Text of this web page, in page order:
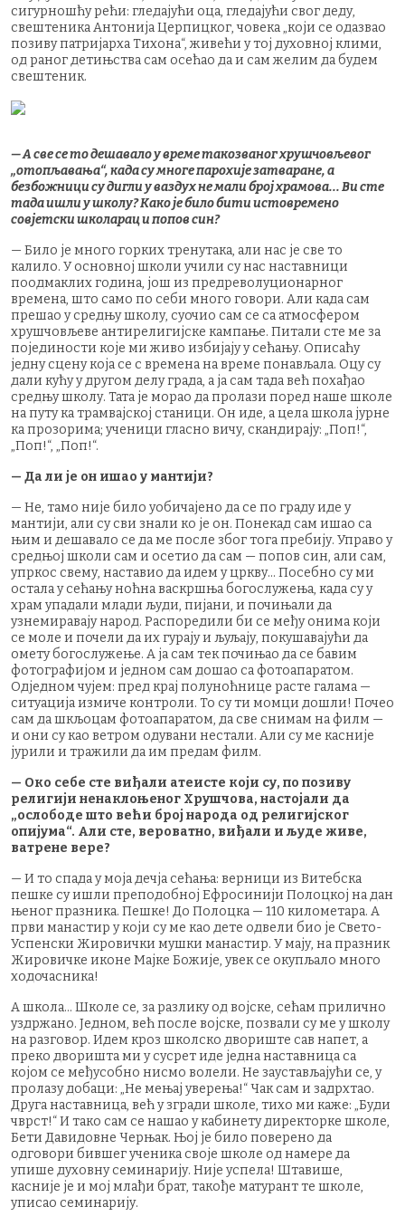
сигурношћу рећи: гледајући оца, гледајући свог деду,
свештеника Антонија Церпицког, човека „који се одазвао
позиву патријарха Тихона“, живећи у тој духовној клими,
од раног детињства сам осећао да и сам желим да будем
свештеник.
— А све се то дешавало у време такозваног хрушчовљевог
„отопљавања“, када су многе парохије затваране, а
безбожници су дигли у ваздух не мали број храмова... Ви сте
тада ишли у школу? Како је било бити истовремено
совјетски школарац и попов син?
— Било је много горких тренутака, али нас је све то
калило. У основној школи учили су нас наставници
поодмаклих година, још из предреволуционарног
времена, што само по себи много говори. Али када сам
прешао у средњу школу, суочио сам се са атмосфером
хрушчовљеве антирелигијске кампање. Питали сте ме за
појединости које ми живо избијају у сећању. Описаћу
једну сцену која се с времена на време понављала. Оцу су
дали кућу у другом делу града, а ја сам тада већ похађао
средњу школу. Тата је морао да пролази поред наше школе
на путу ка трамвајској станици. Он иде, а цела школа јурне
ка прозорима; ученици гласно вичу, скандирају: „Поп!“,
„Поп!“, „Поп!“.
— Да ли је он ишао у мантији?
— Не, тамо није било уобичајено да се по граду иде у
мантији, али су сви знали ко је он. Понекад сам ишао са
њим и дешавало се да ме после због тога пребију. Управо у
средњој школи сам и осетио да сам — попов син, али сам,
упркос свему, наставио да идем у цркву... Посебно су ми
остала у сећању ноћна васкршња богослужења, када су у
храм упадали млади људи, пијани, и почињали да
узнемиравају народ. Распоредили би се међу онима који
се моле и почели да их гурају и љуљају, покушавајући да
омету богослужење. А ја сам тек почињао да се бавим
фотографијом и једном сам дошао са фотоапаратом.
Одједном чујем: пред крај полуноћнице расте галама —
ситуација измиче контроли. То су ти момци дошли! Почео
сам да шкљоцам фотоапаратом, да све снимам на филм —
и они су као ветром одувани нестали. Али су ме касније
јурили и тражили да им предам филм.
— Око себе сте виђали атеисте који су, по позиву
религији ненаклоњеног Хрушчова, настојали да
„ослободе што већи број народа од религијског
опијума“. Али сте, вероватно, виђали и људе живе,
ватрене вере?
— И то спада у моја дечја сећања: верници из Витебска
пешке су ишли преподобној Ефросинији Полоцкој на дан
њеног празника. Пешке! До Полоцка — 110 километара. А
први манастир у који су ме као дете одвели био је Свето-
Успенски Жировички мушки манастир. У мају, на празник
Жировичке иконе Мајке Божије, увек се окупљало много
ходочасника!
А школа... Школе се, за разлику од војске, сећам прилично
уздржано. Једном, већ после војске, позвали су ме у школу
на разговор. Идем кроз школско двориште сав напет, а
преко дворишта ми у сусрет иде једна наставница са
којом се међусобно нисмо волели. Не заустављајући се, у
пролазу добаци: „Не мењај уверења!“ Чак сам и задрхтао.
Друга наставница, већ у згради школе, тихо ми каже: „Буди
чврст!“ И тако сам се нашао у кабинету директорке школе,
Бети Давидовне Черњак. Њој је било поверено да
одговори бившег ученика своје школе од намере да
упише духовну семинарију. Није успела! Штавише,
касније је и мој млађи брат, такође матурант те школе,
уписао семинарију.